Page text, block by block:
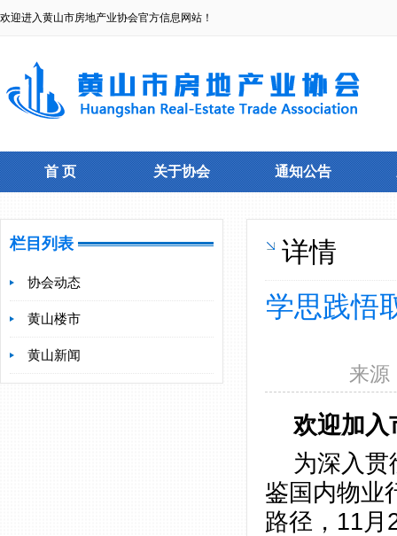
欢迎进入黄山市房地产业协会官方信息网站！
首 页 关于协会 通知公告
栏目列表
协会动态
黄山楼市
黄山新闻
详情
学思践悟
来源
欢迎加入
为深入
鉴国内物业
路径，11月